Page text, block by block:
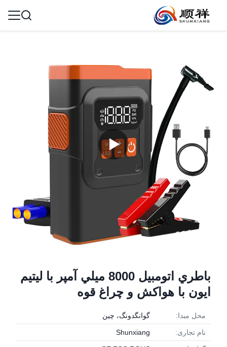
باطري اتومبيل 8000 ميلي آمپر با ليتيم
ايون با هواکش و چراغ قوه
محل مبدا: گوانگدونگ، چین
نام تجاری: Shunxiang